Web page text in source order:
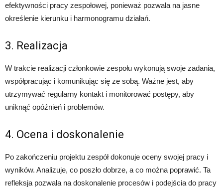
efektywności pracy zespołowej, ponieważ pozwala na jasne
określenie kierunku i harmonogramu działań.
3. Realizacja
W trakcie realizacji członkowie zespołu wykonują swoje zadania,
współpracując i komunikując się ze sobą. Ważne jest, aby
utrzymywać regularny kontakt i monitorować postępy, aby
uniknąć opóźnień i problemów.
4. Ocena i doskonalenie
Po zakończeniu projektu zespół dokonuje oceny swojej pracy i
wyników. Analizuje, co poszło dobrze, a co można poprawić. Ta
refleksja pozwala na doskonalenie procesów i podejścia do pracy